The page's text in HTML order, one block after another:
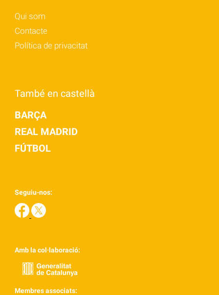
Qui som
Contacte
Política de privacitat
També en castellà
BARÇA
REAL MADRID
FÚTBOL
Seguiu-nos:
Amb la col·laboració:
Membres associats: